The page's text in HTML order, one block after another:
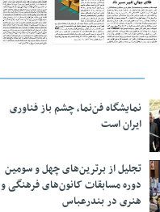
نمایشگاه فن‌نما، چشم باز فناوری
ایران است
تجلیل از بر‌ترین‌های چهل و سومین
دوره مسابقات کانون‌های فرهنگی و
هنری در بندرعباس